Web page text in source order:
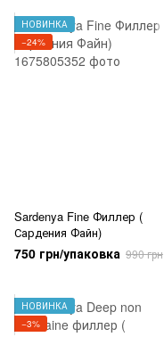
НОВИНКА
−24%
Sardenya Fine Филлер (
Сардения Файн)
750 грн/упаковка 990 грн
НОВИНКА
−3%